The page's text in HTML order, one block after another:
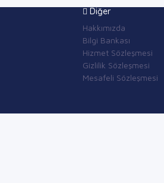
Diğer
Hakkımızda
Bilgi Bankası
Hizmet Sözleşmesi
Gizlilik Sözleşmesi
Mesafeli Sözleşmesi